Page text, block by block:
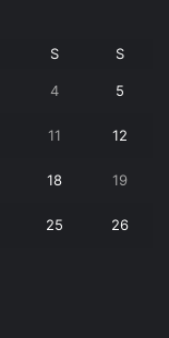
S S
4 5
11 12
18 19
25 26